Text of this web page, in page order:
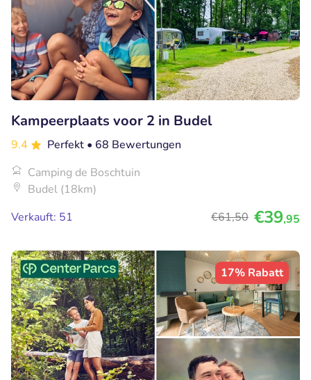
Kampeerplaats voor 2 in Budel
9.4 Perfekt • 68 Bewertungen
Camping de Boschtuin
Budel (18km)
Verkauft: 51
€61,50 €39,95
17% Rabatt